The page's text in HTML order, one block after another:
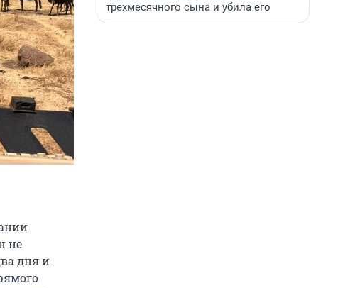
не
дня и
трехмесячного сына и убила его